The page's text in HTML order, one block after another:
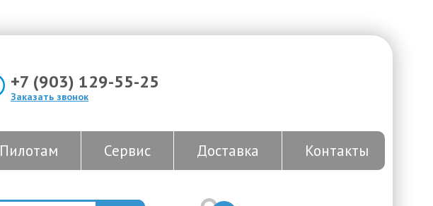
+7 (903) 129-55-25
Заказать звонок
Пилотам Сервис Доставка Контакты